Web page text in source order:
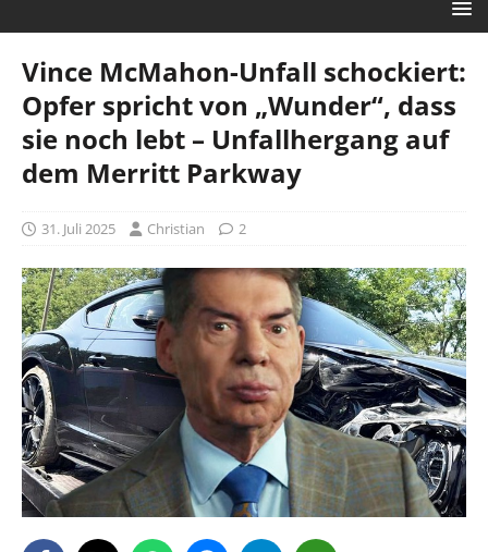
Vince McMahon-Unfall schockiert:
Opfer spricht von „Wunder“, dass
sie noch lebt – Unfallhergang auf
dem Merritt Parkway
31. Juli 2025 Christian 2